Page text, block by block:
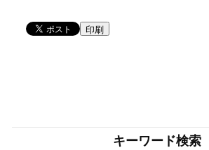
印刷
キーワード検索